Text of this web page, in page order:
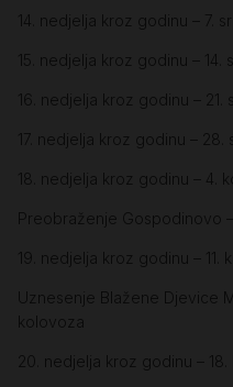
14. nedjelja kroz godinu – 7.
15. nedjelja kroz godinu – 14.
16. nedjelja kroz godinu – 21.
17. nedjelja kroz godinu – 28.
18. nedjelja kroz godinu – 4.
Preobraženje Gospodinovo
19. nedjelja kroz godinu – 11.
Uznesenje Blažene Djevice
kolovoza
20. nedjelja kroz godinu –